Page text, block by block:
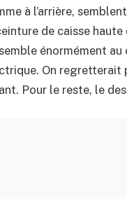
à l’arrière,
de caisse
énormément
On regretterait
Pour le reste, le